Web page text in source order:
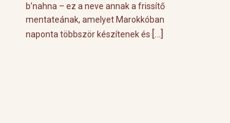
b’nahna – ez a neve annak a frissítő
mentateának, amelyet Marokkóban
naponta többször készítenek és […]